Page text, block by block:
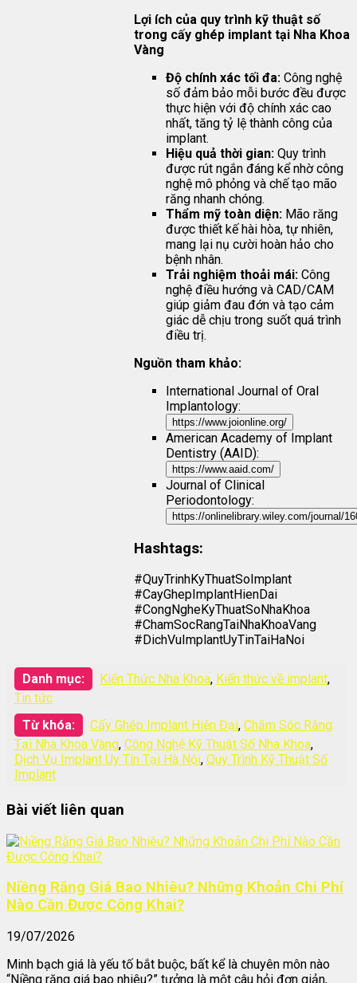
Lợi ích của quy trình kỹ thuật số
trong cấy ghép implant tại Nha Khoa
Vàng
Độ chính xác tối đa: Công nghệ
số đảm bảo mỗi bước đều được
thực hiện với độ chính xác cao
nhất, tăng tỷ lệ thành công của
implant.
Hiệu quả thời gian: Quy trình
được rút ngắn đáng kể nhờ công
nghệ mô phỏng và chế tạo mão
răng nhanh chóng.
Thẩm mỹ toàn diện: Mão răng
được thiết kế hài hòa, tự nhiên,
mang lại nụ cười hoàn hảo cho
bệnh nhân.
Trải nghiệm thoải mái: Công
nghệ điều hướng và CAD/CAM
giúp giảm đau đớn và tạo cảm
giác dễ chịu trong suốt quá trình
điều trị.
Nguồn tham khảo:
International Journal of Oral
Implantology:
https://www.joionline.org/
American Academy of Implant
Dentistry (AAID):
https://www.aaid.com/
Journal of Clinical
Periodontology:
https://onlinelibrary.wiley.com/journal/
Hashtags:
#QuyTrinhKyThuatSoImplant
#CayGhepImplantHienDai
#CongNgheKyThuatSoNhaKhoa
#ChamSocRangTaiNhaKhoaVang
#DichVuImplantUyTinTaiHaNoi
Danh mục: Kiến Thức Nha Khoa, Kiến thức về implant,
Tin tức
Từ khóa:
Cấy Ghép Implant Hiện Đại, Chăm Sóc Răng
Tại Nha Khoa Vàng, Công Nghệ Kỹ Thuật Số Nha Khoa,
Dịch Vụ Implant Uy Tín Tại Hà Nội, Quy Trình Kỹ Thuật Số
Implant
Bài viết liên quan
Niềng Răng Giá Bao Nhiêu? Những Khoản Chi Phí
Nào Cần Được Công Khai?
19/07/2026
Minh bạch giá là yếu tố bắt buộc, bất kể là chuyên môn nào
“Niềng răng giá bao nhiêu?” tưởng là một câu hỏi đơn giản,